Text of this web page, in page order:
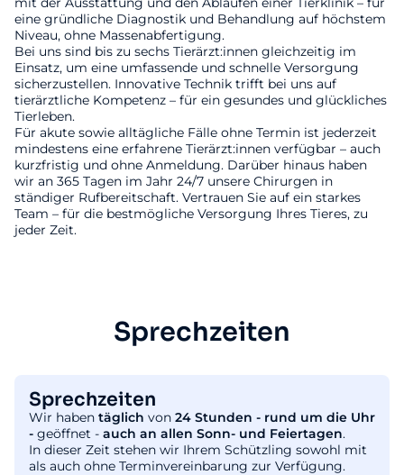
eine gründliche Diagnostik und Behandlung auf höchstem
Niveau, ohne Massenabfertigung.
Bei uns sind bis zu sechs Tierärzt:innen gleichzeitig im
Einsatz, um eine umfassende und schnelle Versorgung
sicherzustellen. Innovative Technik trifft bei uns auf
tierärztliche Kompetenz – für ein gesundes und glückliches
Tierleben.
Für akute sowie alltägliche Fälle ohne Termin ist jederzeit
mindestens eine erfahrene Tierärzt:innen verfügbar – auch
kurzfristig und ohne Anmeldung. Darüber hinaus haben
wir an 365 Tagen im Jahr 24/7 unsere Chirurgen in
ständiger Rufbereitschaft. Vertrauen Sie auf ein starkes
Team – für die bestmögliche Versorgung Ihres Tieres, zu
jeder Zeit.
Sprechzeiten
Sprechzeiten
Wir haben täglich von 24 Stunden - rund um die Uhr
- geöffnet - auch an allen Sonn- und Feiertagen.
In dieser Zeit stehen wir Ihrem Schützling sowohl mit
als auch ohne Terminvereinbarung zur Verfügung.